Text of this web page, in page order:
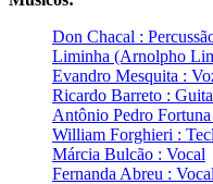
Don Chacal :
Liminha (Arnolpho
Evandro Mesquita :
Ricardo Barreto :
Antônio Pedro
William Forghieri :
Márcia Bulcão : Vocal
Fernanda Abreu : Vocal